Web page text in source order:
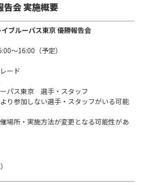
告会 実施概要
ブルーパス東京 優勝報告会
～16:00（予定）
ード
パス東京 選手・スタッフ
加しない選手・スタッフがいる可能
場所・実施方法が変更となる可能性があ
）